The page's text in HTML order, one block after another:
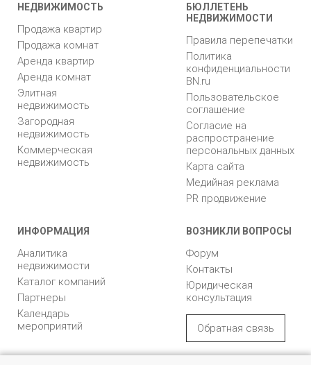
НЕДВИЖИМОСТЬ
Продажа квартир
Продажа комнат
Аренда квартир
Аренда комнат
Элитная
недвижимость
Загородная
недвижимость
Коммерческая
недвижимость
БЮЛЛЕТЕНЬ
НЕДВИЖИМОСТИ
Правила перепечатки
Политика
конфиденциальности
BN.ru
Пользовательское
соглашение
Согласие на
распространение
персональных данных
Карта сайта
Медийная реклама
PR продвижение
ИНФОРМАЦИЯ
Аналитика
недвижимости
Каталог компаний
Партнеры
Календарь
мероприятий
ВОЗНИКЛИ ВОПРОСЫ
Форум
Контакты
Юридическая
консультация
Обратная связь